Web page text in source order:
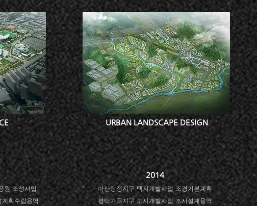
URBAN LANDSCAPE DESIGN
원 조성사업
획수립용역
2014
아산탕정지구 택지개발사업 조경기본계획
평택가곡지구 도시개발사업 조사설계용역